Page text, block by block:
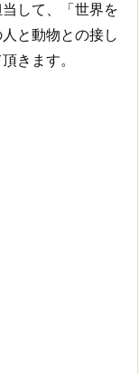
して、「世界を
と動物との接し
きます。